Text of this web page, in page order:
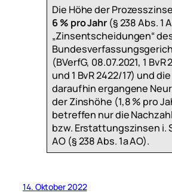
Die Höhe der
6 % pro Jahr(§ 238 Abs. 1
„Zinsentscheidungen“
(BVerfG, 08.07.2021, 1 BvR
und 1 BvR 2422/17) und die
daraufhin ergangene
der Zinshöhe (1,8 % pro
betreffen nur die
bzw. Erstattungszinsen i.
AO (§ 238 Abs. 1a AO).
14. Oktober 2022